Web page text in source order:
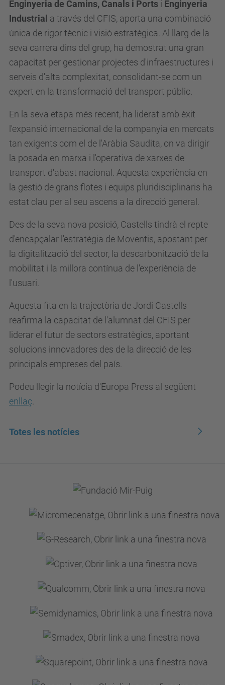
Enginyeria de Camins, Canals i Ports i Enginyeria
Industrial a través del CFIS, aporta una combinació
única de rigor tècnic i visió estratègica. Al llarg de la
seva carrera dins del grup, ha demostrat una gran
capacitat per gestionar projectes d'infraestructures i
serveis d'alta complexitat, consolidant-se com un
expert en la transformació del transport públic.
En la seva etapa més recent, ha liderat amb èxit
l'expansió internacional de la companyia en mercats
tan exigents com el de l'Aràbia Saudita, on va dirigir
la posada en marxa i l'operativa de xarxes de
transport d'abast nacional. Aquesta experiència en
la gestió de grans flotes i equips pluridisciplinaris ha
estat clau per al seu ascens a la direcció general.
Des de la seva nova posició, Castells tindrà el repte
d'encapçalar l'estratègia de Moventis, apostant per
la digitalització del sector, la descarbonització de la
mobilitat i la millora contínua de l'experiència de
l'usuari.
Aquesta fita en la trajectòria de Jordi Castells
reafirma la capacitat de l'alumnat del CFIS per
liderar el futur de sectors estratègics, aportant
solucions innovadores des de la direcció de les
principals empreses del país.
Podeu llegir la notícia d'Europa Press al següent
enllaç
Totes les notícies